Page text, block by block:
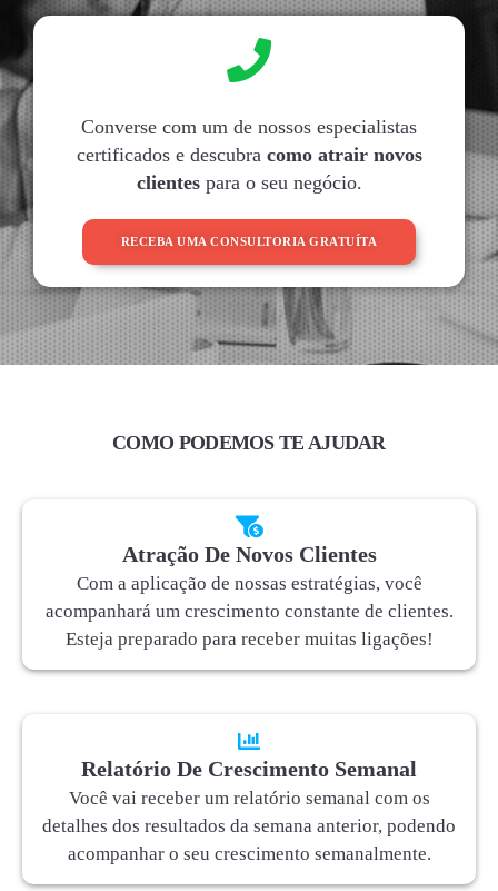
Converse com um de nossos especialistas
certificados e descubra como atrair novos
clientespara o seu negócio.
RECEBA UMA CONSULTORIA GRATUÍTA
COMO PODEMOS TE AJUDAR
Atração De Novos Clientes
Com a aplicação de nossas estratégias, você
acompanhará um crescimento constante de clientes.
Esteja preparado para receber muitas ligações!
Relatório De Crescimento Semanal
Você vai receber um relatório semanal com os
detalhes dos resultados da semana anterior, podendo
acompanhar o seu crescimento semanalmente.